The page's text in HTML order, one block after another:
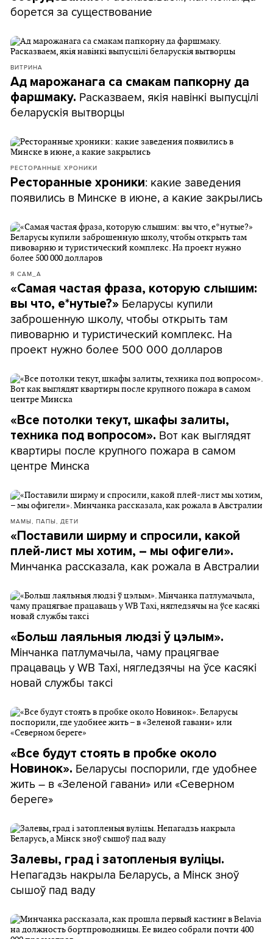
борется за существование
ВИТРИНА
Ад марожанага са смакам папкорну да
фаршмаку. Расказваем, якія навінкі выпусцілі
беларускія вытворцы
РЕСТОРАННЫЕ ХРОНИКИ
Ресторанные хроники: какие заведения
появились в Минске в июне, а какие закрылись
Я САМ_А
«Самая частая фраза, которую слышим:
вы что, е*нутые?» Беларусы купили
заброшенную школу, чтобы открыть там
пивоварню и туристический комплекс. На
проект нужно более 500 000 долларов
«Все потолки текут, шкафы залиты,
техника под вопросом». Вот как выглядят
квартиры после крупного пожара в самом
центре Минска
МАМЫ, ПАПЫ, ДЕТИ
«Поставили ширму и спросили, какой
плей-лист мы хотим, – мы офигели».
Минчанка рассказала, как рожала в Австралии
«Больш лаяльныя людзі ў цэлым».
Мінчанка патлумачыла, чаму працягвае
працаваць у WB Taxi, нягледзячы на ўсе касякі
новай службы таксі
«Все будут стоять в пробке около
Новинок». Беларусы поспорили, где удобнее
жить – в «Зеленой гавани» или «Северном
береге»
Залевы, град і затопленыя вуліцы.
Непагадзь накрыла Беларусь, а Мінск зноў
сышоў пад ваду